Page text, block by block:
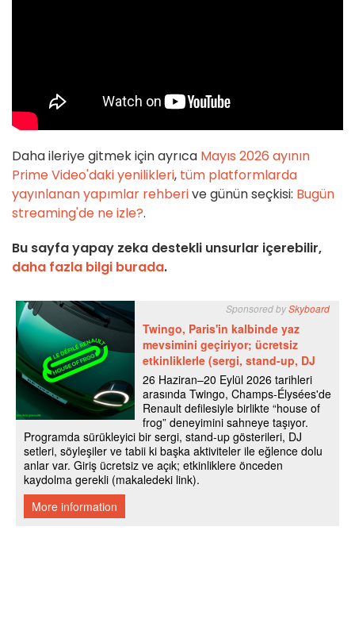
Daha ileriye gitmek için ayrıca Mayıs 2026 ayının
Prime Video'daki yenilikleri, tüm platformlarda
yayınlanan yapımlar rehberive günün seçkisi: Bugün
streaming'de ne izle?.
Bu sayfa yapay zeka destekli unsurlar içerebilir,
daha fazla bilgi burada.